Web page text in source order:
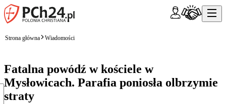
Strona główna Wiadomości
Fatalna powódź w kościele w
Mysłowicach. Parafia poniosła olbrzymie
straty